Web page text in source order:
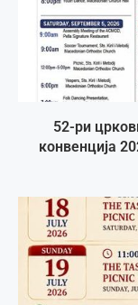
52-ри
конвенција